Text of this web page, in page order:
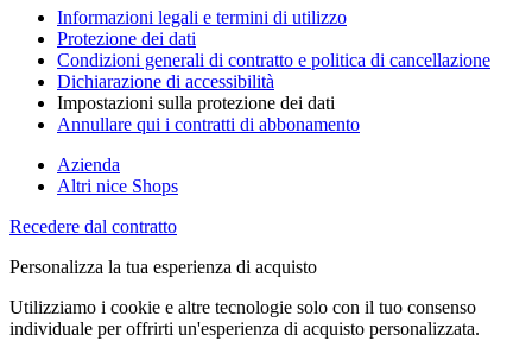
Informazioni legali e termini di utilizzo
Protezione dei dati
Condizioni generali di contratto e politica di cancellazione
Dichiarazione di accessibilità
Impostazioni sulla protezione dei dati
Annullare qui i contratti di abbonamento
Azienda
Altri nice Shops
Recedere dal contratto
Personalizza la tua esperienza di acquisto
Utilizziamo i cookie e altre tecnologie solo con il tuo consenso
individuale per offrirti un'esperienza di acquisto personalizzata.